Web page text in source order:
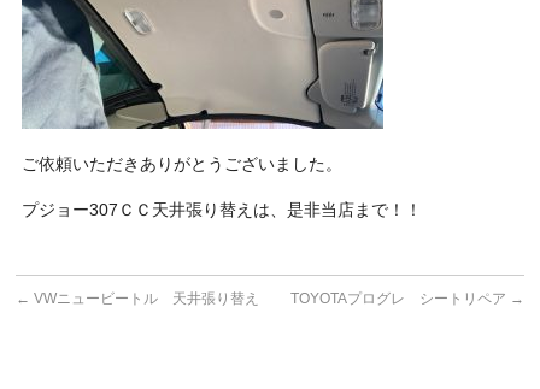
ご依頼いただきありがとうございました。
プジョー307ＣＣ天井張り替えは、是非当店まで！！
← VWニュービートル 天井張り替え TOYOTAプログレ シートリペア →